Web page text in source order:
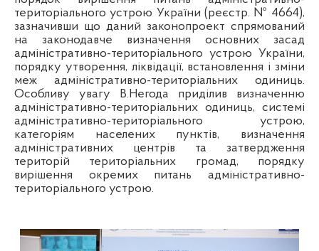
територіального устрою України (реєстр. № 4664),
зазначивши що даний законопроект спрямований
на законодавче визначення основних засад
адміністративно-територіального устрою України,
порядку утворення, ліквідації, встановлення і зміни
меж адміністративно-територіальних одиниць.
Особливу увагу В.Негода приділив визначенню
адміністративно-територіальних одиниць, системі
адміністративно-територіального устрою,
категоріям населених пунктів, визначення
адміністративних центрів та затвердження
територій територіальних громад, порядку
вирішення окремих питань адміністративно-
територіального устрою.